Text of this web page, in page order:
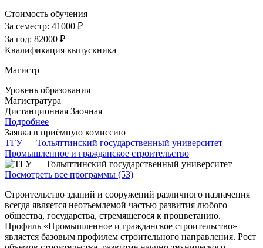
Стоимость обучения
За семестр: 41000 ₽
За год: 82000 ₽
Квалификация выпускника
Магистр
Уровень образования
Магистратура
Дистанционная Заочная
Подробнее
Заявка в приёмную комиссию
ТГУ — Тольяттинский государственный университет
Промышленное и гражданское строительство
Посмотреть все программы (53)
Строительство зданий и сооружений различного назначения
всегда является неотъемлемой частью развития любого
общества, государства, стремящегося к процветанию.
Профиль «Промышленное и гражданское строительство»
является базовым профилем строительного направления. Рост